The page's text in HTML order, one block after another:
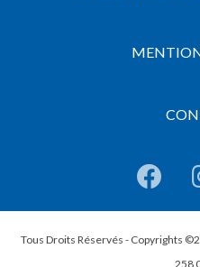
Tous Droits Réservés - Copyrights
258